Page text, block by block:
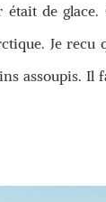
de glace.
Je recu
assoupis.